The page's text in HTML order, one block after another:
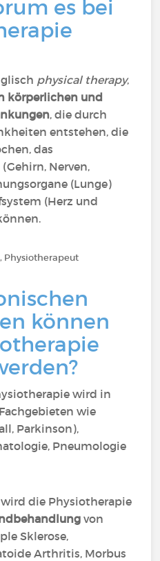
es bei
physical therapy,
körperlichen und
, die durch
entstehen, die
das
Nerven,
(Lunge)
(Herz und
Physiotherapeut
können
wird in
wie
Parkinson),
Pneumologie
die Physiotherapie
von
Sklerose,
Arthritis, Morbus